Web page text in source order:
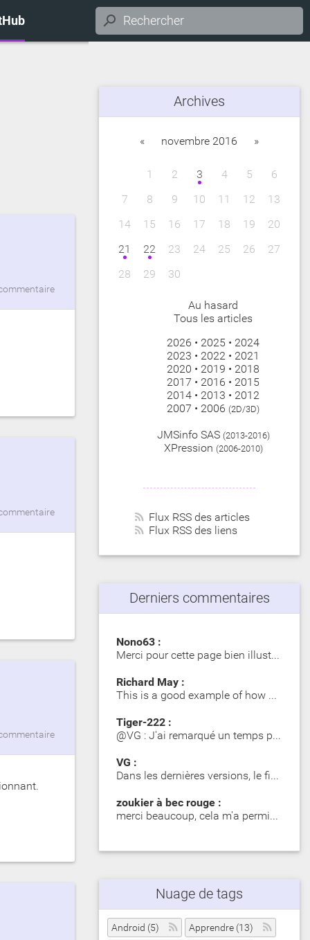
Archives
« novembre 2016 »
1 2 3 4 5
6
7
8 9 10 11 12
13
14
15 16 17 18 19
20
21
22 23 24 25 26
27
28
29 30
Au hasard
Tous les articles
2026 • 2025 • 2024
2023 • 2022 • 2021
2020 • 2019 • 2018
2017 • 2016 • 2015
2014 • 2013 • 2012
2007 • 2006 (2D/3D)
JMSinfo SAS (2013-2016)
XPression (2006-2010)
Flux RSS des articles
Flux RSS des liens
Derniers commentaires
Nono63 :
Merci pour cette page bien illustrée. Les Girelle Paon obs…
Richard May :
This is a good example of how SIP significantly impacts dy…
Tiger-222 :
@VG : J'ai remarqué un temps plus long lors du premier mot…
VG :
Dans les dernières versions, le fichier zip contient des d…
zoukier à bec rouge :
merci beaucoup, cela m'a permis d'identifier des poisson o…
Nuage de tags
Android (5)
Apprendre (13)